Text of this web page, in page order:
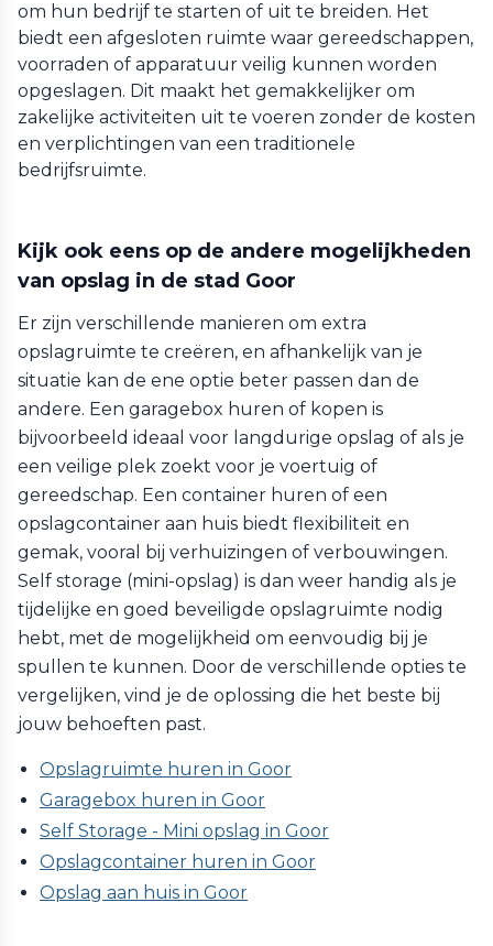
om hun bedrijf te starten of uit te breiden. Het
biedt een afgesloten ruimte waar gereedschappen,
voorraden of apparatuur veilig kunnen worden
opgeslagen. Dit maakt het gemakkelijker om
zakelijke activiteiten uit te voeren zonder de kosten
en verplichtingen van een traditionele
bedrijfsruimte.
Kijk ook eens op de andere mogelijkheden
van opslag in de stad Goor
Er zijn verschillende manieren om extra
opslagruimte te creëren, en afhankelijk van je
situatie kan de ene optie beter passen dan de
andere. Een garagebox huren of kopen is
bijvoorbeeld ideaal voor langdurige opslag of als je
een veilige plek zoekt voor je voertuig of
gereedschap. Een container huren of een
opslagcontainer aan huis biedt flexibiliteit en
gemak, vooral bij verhuizingen of verbouwingen.
Self storage (mini-opslag) is dan weer handig als je
tijdelijke en goed beveiligde opslagruimte nodig
hebt, met de mogelijkheid om eenvoudig bij je
spullen te kunnen. Door de verschillende opties te
vergelijken, vind je de oplossing die het beste bij
jouw behoeften past.
Opslagruimte huren in Goor
Garagebox huren in Goor
Self Storage - Mini opslag in Goor
Opslagcontainer huren in Goor
Opslag aan huis in Goor